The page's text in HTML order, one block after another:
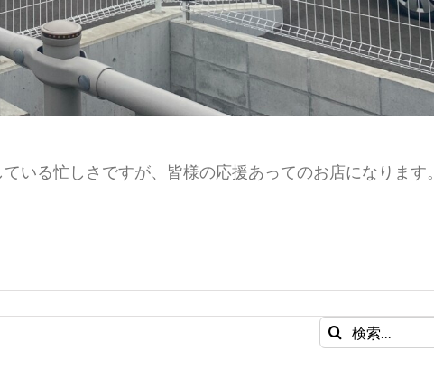
いる忙しさですが、皆様の応援あってのお店になります。
検
索